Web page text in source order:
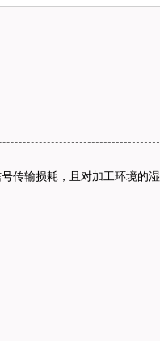
传输损耗，且对加工环境的湿